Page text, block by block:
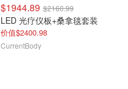
$1944.89 $2160.99
LED 光疗仪板+桑拿毯套装
价值$2400.98
CurrentBody